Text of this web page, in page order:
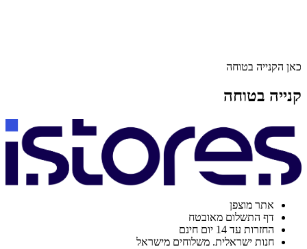
כאן הקנייה בטוחה
קנייה בטוחה
אתר מוצפן
דף התשלום מאובטח
החזרות עד 14 יום חינם
חנות ישראלית. משלוחים מישראל